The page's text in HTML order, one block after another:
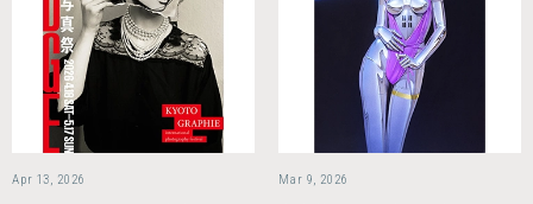
Apr 13, 2026 Mar 9, 2026